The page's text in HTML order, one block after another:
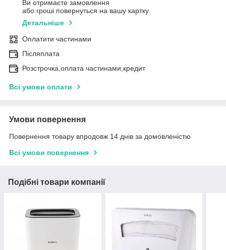
Ви отримаєте замовлення
або гроші повернуться на вашу картку
Детальніше
Оплатити частинами
Післяплата
Розстрочка,оплата частинами,кредит
Всі умови оплати
Умови повернення
Повернення товару впродовж 14 днів за домовленістю
Всі умови повернення
Подібні товари компанії